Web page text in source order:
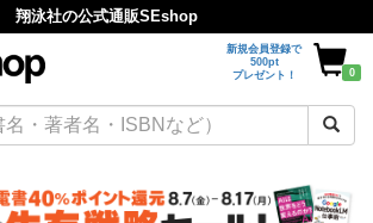
翔泳社の公式通販SEshop
新規会員登録で
500pt
プレゼント！
0